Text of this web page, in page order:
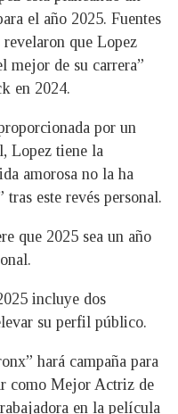
el año 2025. Fuentes
revelaron que Lopez
mejor de su carrera”
en 2024.
por un
Lopez tiene la
amorosa no la ha
tras este revés personal.
que 2025 sea un año
incluye dos
su perfil público.
hará campaña para
como Mejor Actriz de
en la película